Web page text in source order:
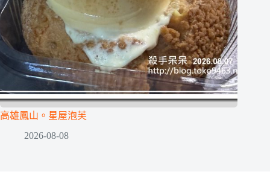
高雄鳳山。星屋泡芙
2026-08-08